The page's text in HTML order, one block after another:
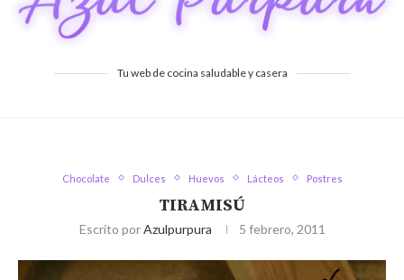
Tu web de cocina saludable y casera
Chocolate Dulces Huevos Lácteos Postres
TIRAMISÚ
Escrito porAzulpurpura 5 febrero, 2011